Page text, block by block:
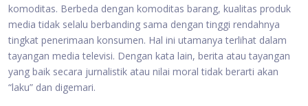
komoditas. Berbeda dengan komoditas barang, kualitas produk
media tidak selalu berbanding sama dengan tinggi rendahnya
tingkat penerimaan konsumen. Hal ini utamanya terlihat dalam
tayangan media televisi. Dengan kata lain, berita atau tayangan
yang baik secara jurnalistik atau nilai moral tidak berarti akan
“laku” dan digemari.